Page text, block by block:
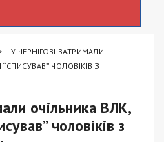
У ЧЕРНІГОВІ ЗАТРИМАЛИ
ЧОЛОВІКІВ З
очільника ВЛК,
чоловіків з